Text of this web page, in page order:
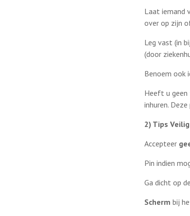
Laat iemand
over op zijn
Leg vast (in
(door
Benoem ook
Heeft u geen
inhuren.
2) Tips
Accepteer
Pin indien
Ga dicht op
Schermbij